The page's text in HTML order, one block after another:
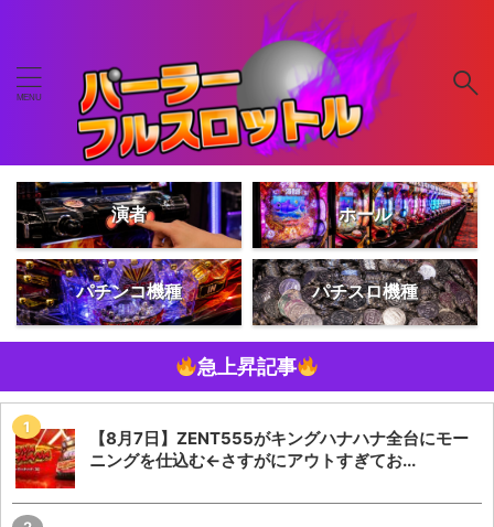
演者 ホール
パチンコ機種 パチスロ機種
急上昇記事
【8月7日】ZENT555がキングハナハナ全台にモー
ニングを仕込む←さすがにアウトすぎてお...